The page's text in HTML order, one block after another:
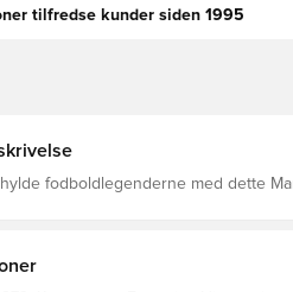
tilfredse kunder siden 1995
fodboldlegenderne med dette
et musthave for unge fans af De røde
giver hurtigere svedafledning